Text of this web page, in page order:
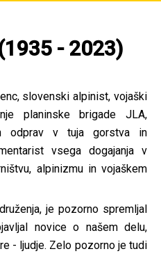
- 2023)
slovenski alpinist, vojaški
planinske brigade JLA,
odprav v tuja gorstva in
vsega dogajanja v
alpinizmu in vojaškem
je pozorno spremljal
novice o našem delu,
- ljudje. Zelo pozorno je tudi